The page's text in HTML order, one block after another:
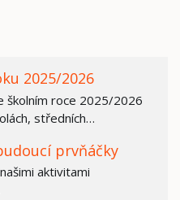
2025/2026
školním roce 2025/2026
středních…
prvňáčky
aktivitami